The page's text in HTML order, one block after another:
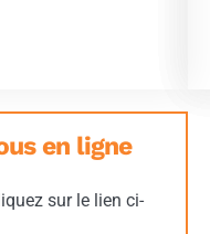
en ligne
sur le lien ci-